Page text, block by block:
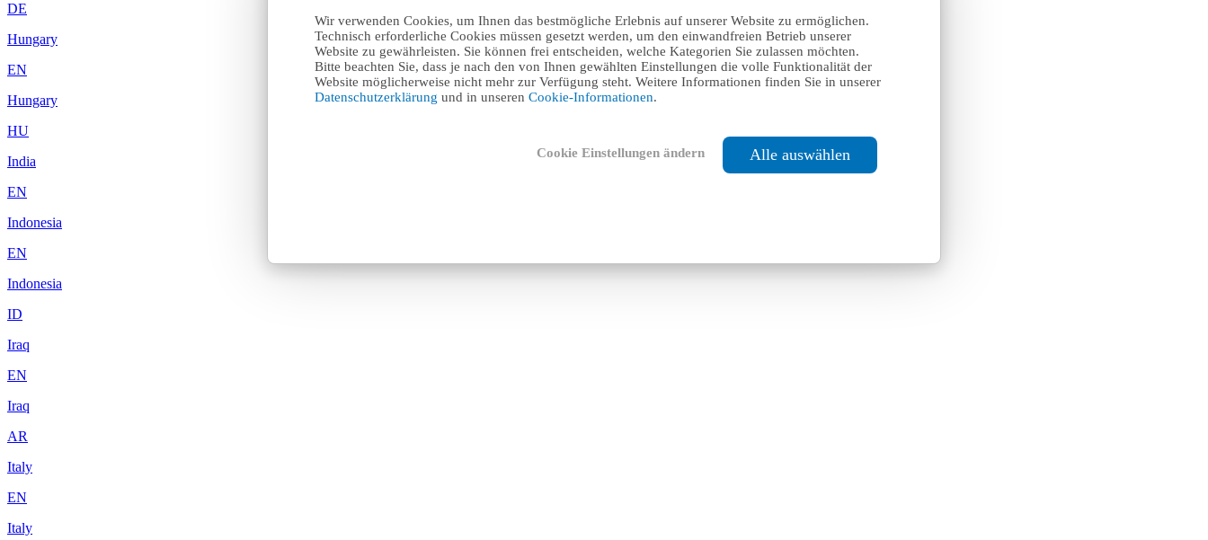
Wir verwenden Cookies, um Ihnen das bestmögliche Erlebnis auf unserer Website zu ermöglichen.
Technisch erforderliche Cookies müssen gesetzt werden, um den einwandfreien Betrieb unserer
Website zu gewährleisten. Sie können frei entscheiden, welche Kategorien Sie zulassen möchten.
Bitte beachten Sie, dass je nach den von Ihnen gewählten Einstellungen die volle Funktionalität der
Website möglicherweise nicht mehr zur Verfügung steht. Weitere Informationen finden Sie in unserer
Datenschutzerklärung und in unseren Cookie-Informationen.
Cookie Einstellungen ändern Alle auswählen
DE
Hungary
EN
Hungary
HU
India
EN
Indonesia
EN
Indonesia
ID
Iraq
EN
Iraq
AR
Italy
EN
Italy